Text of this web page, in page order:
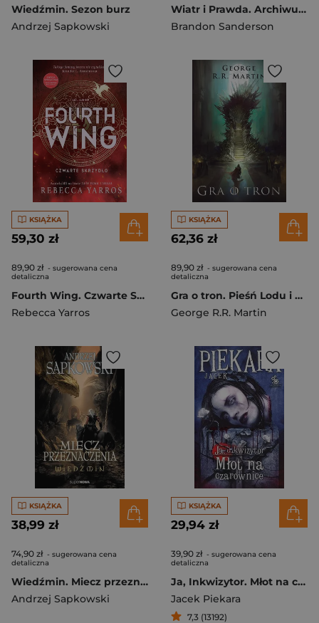
Wiedźmin. Sezon burz
Andrzej Sapkowski
Wiatr i Prawda. Archiwum Burzowego Światła. Tom 5. Część 1
Brandon Sanderson
KSIĄŻKA
59,30 zł
89,90 zł - sugerowana cena
detaliczna
Fourth Wing. Czwarte Skrzydło. Edycja specjalna
Rebecca Yarros
KSIĄŻKA
62,36 zł
89,90 zł - sugerowana cena
detaliczna
Gra o tron. Pieśń Lodu i Ognia. Tom 1
George R.R. Martin
KSIĄŻKA
38,99 zł
74,90 zł - sugerowana cena
detaliczna
Wiedźmin. Miecz przeznaczenia
Andrzej Sapkowski
KSIĄŻKA
29,94 zł
39,90 zł - sugerowana cena
detaliczna
Ja, Inkwizytor. Młot na czarownice
Jacek Piekara
7,3 (13192)